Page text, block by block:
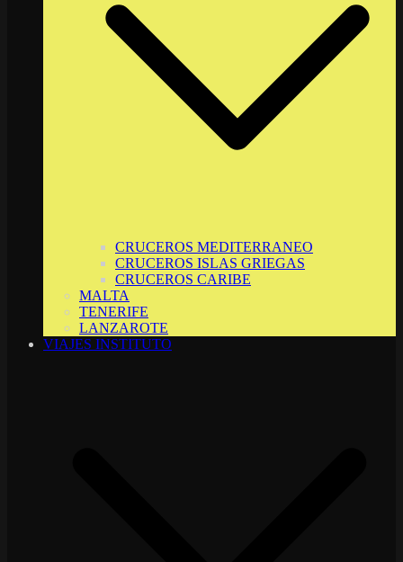
CRUCEROS MEDITERRANEO
CRUCEROS ISLAS GRIEGAS
CRUCEROS CARIBE
MALTA
TENERIFE
LANZAROTE
VIAJES INSTITUTO